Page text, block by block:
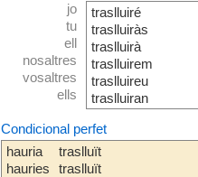
jo
tu
ell
nosaltres
vosaltres
ells
traslluiré
traslluiràs
traslluirà
traslluirem
traslluireu
traslluiran
Condicional perfet
hauria
hauries
traslluït
traslluït